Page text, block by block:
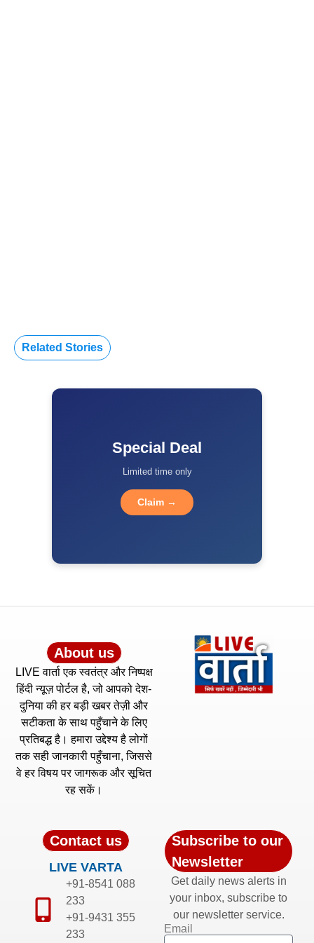
Related Stories
Special Deal
Limited time only
Claim →
About us
LIVE वार्ता एक स्वतंत्र और निष्पक्ष
हिंदी न्यूज़ पोर्टल है, जो आपको देश-
दुनिया की हर बड़ी खबर तेज़ी और
सटीकता के साथ पहुँचाने के लिए
प्रतिबद्ध है। हमारा उद्देश्य है लोगों
तक सही जानकारी पहुँचाना, जिससे
वे हर विषय पर जागरूक और सूचित
रह सकें।
Contact us
LIVE VARTA
+91-8541 088
233
+91-9431 355
233
Subscribe to our
Newsletter
Get daily news alerts in
your inbox, subscribe to
our newsletter service.
Email